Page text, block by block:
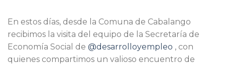
En estos días, desde la Comuna de Cabalango
recibimos la visita del equipo de la Secretaría de
Economía Social de @desarrolloyempleo , con
quienes compartimos un valioso encuentro de